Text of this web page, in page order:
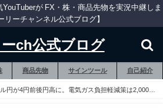
が FX・株・商品先物を実況中継しま
リーチャンネル公式ブログ】
ch公式ブログ
商品先物 サインツール 自己紹介
円が4円前後円高に。電気ガス負担軽減策は2,000円